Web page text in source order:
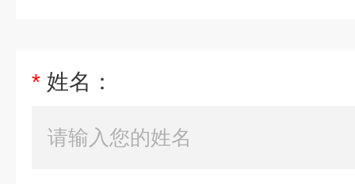
* 姓名：